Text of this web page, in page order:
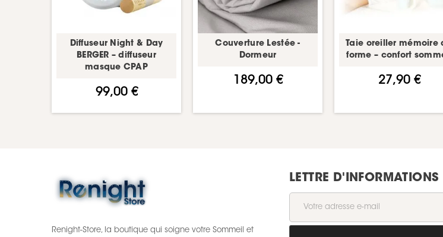
Diffuseur Night & Day
BERGER – diffuseur
masque CPAP
99,00 €
Couverture Lestée -
Dormeur
189,00 €
Taie oreiller mémoire
forme – confort
27,90 €
Renight-Store, la boutique qui soigne votre Sommeil et
LETTRE D'INFORMATIONS